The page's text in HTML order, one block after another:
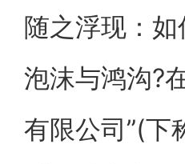
随之浮现：
泡沫与鸿沟?
有限公司”(下